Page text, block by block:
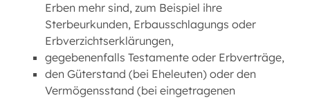
Erben mehr sind, zum Beispiel ihre
Sterbeurkunden, Erbausschlagungs oder
Erbverzichtserklärungen,
gegebenenfalls Testamente oder Erbverträge,
den Güterstand (bei Eheleuten) oder den
Vermögensstand (bei eingetragenen